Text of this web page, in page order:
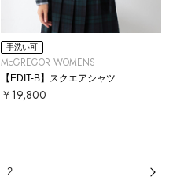
手洗い可
McGREGOR WOMENS
【EDIT-B】スクエアシャツ
￥19,800
2